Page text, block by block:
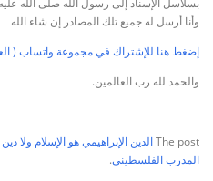
وأنا أرسل له جميع تلك المصادر إن شاء الله
إضغط هنا للإشتراك في مجموعة واتساب ( العلم
والحمد لله رب العالمين.
The postالدين الإبراهيمي هو الإسلام ولا
المدرب الفلسطيني.